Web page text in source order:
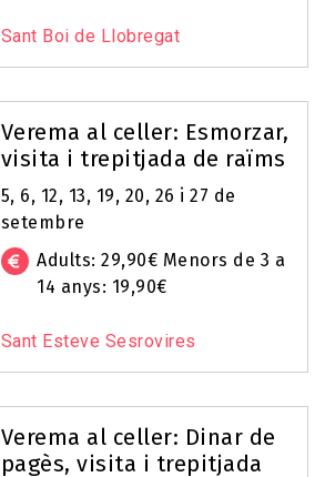
Sant Boi de Llobregat
Verema al celler: Esmorzar,
visita i trepitjada de raïms
5, 6, 12, 13, 19, 20, 26 i 27 de
setembre
Adults: 29,90€ Menors de 3 a
14 anys: 19,90€
Sant Esteve Sesrovires
Verema al celler: Dinar de
pagès, visita i trepitjada